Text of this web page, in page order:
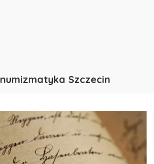
numizmatyka Szczecin